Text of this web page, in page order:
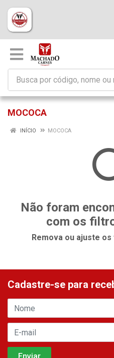
MOCOCA
INÍCIO MOCOCA
Não foram
com os
Remova ou ajuste
Cadastre-se para